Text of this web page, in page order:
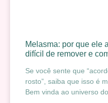
Melasma: por que ele
difícil de remover e
Se você sente que
rosto”, saiba que isso é
Bem vinda ao universo